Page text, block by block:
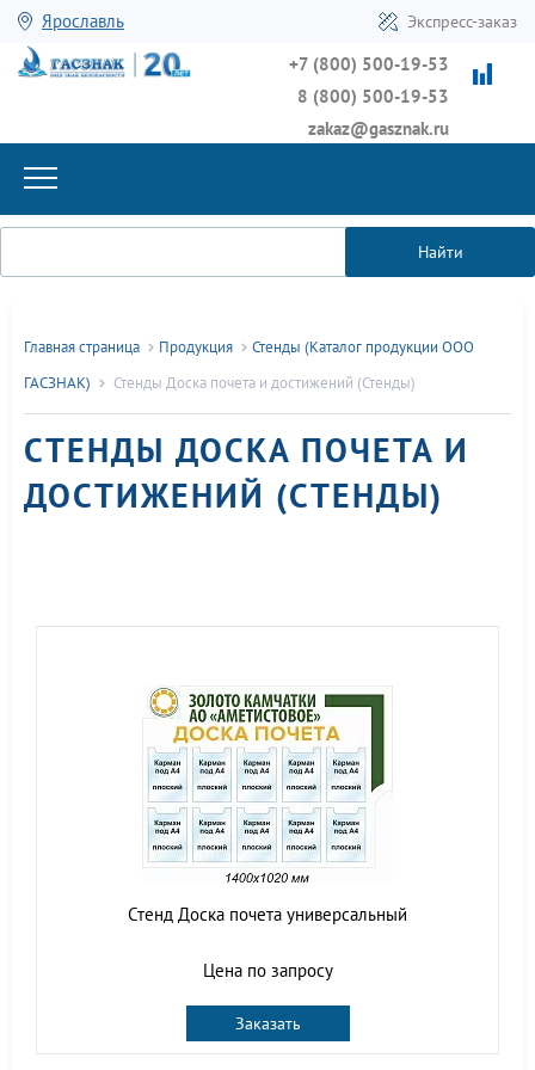
Ярославль Экспресс-заказ
+7 (800) 500-19-53
8 (800) 500-19-53
zakaz@gasznak.ru
Найти
Главная страница Продукция
Стенды (Каталог продукции ООО
ГАСЗНАК)
Стенды Доска почета и достижений (Стенды)
СТЕНДЫ ДОСКА ПОЧЕТА И
ДОСТИЖЕНИЙ (СТЕНДЫ)
Стенд Доска почета универсальный
Цена по запросу
Заказать